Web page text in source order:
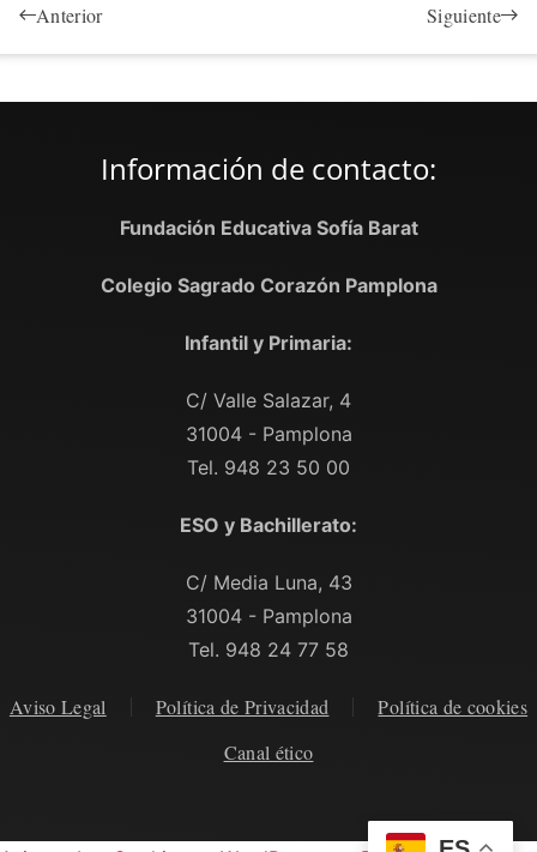
Anterior Siguiente
Información de contacto:
Fundación Educativa Sofía Barat
Colegio Sagrado Corazón Pamplona
Infantil y Primaria:
C/ Valle Salazar, 4
31004 - Pamplona
Tel. 948 23 50 00
ESO y Bachillerato:
C/ Media Luna, 43
31004 - Pamplona
Tel. 948 24 77 58
Aviso Legal Política de Privacidad
Política de cookies
Canal ético